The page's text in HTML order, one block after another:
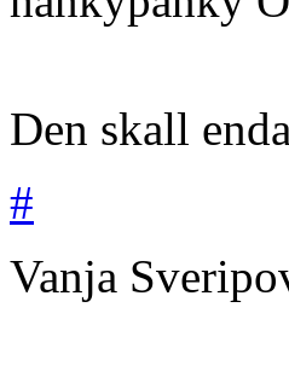
Den skall
#
Vanja